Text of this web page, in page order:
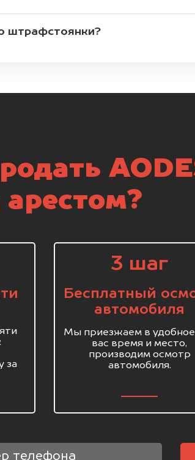
штрафстоянки?
арестом?
за
3 шаг
Бесплатный
автомобиля
Мы приезжаем в
вас время и место,
производим осмотр
автомобиля.